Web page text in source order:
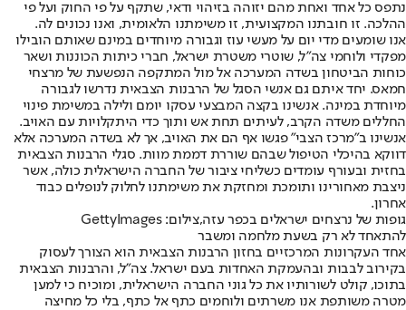
נתפס כל אחד ואחת מהם יזוהה בזיהוי ודאי, שתקף על פי החוק ועל פי
ההלכה. זו חובתנו המקצועית, זו משימתנו הלאומית, ואנו נכונים לה.
אנו שומעים מדי יום על מעשי עוז וגבורה מיוחדים במינם שאותם הובילו
מפקדי ולוחמי צה"ל, שוטרי משטרת ישראל, חברי כיתות הכוננות ושאר
כוחות הביטחון בשדה המערכה אל מול המתקפה הנפשעת של מרצחי
חמאס. יחד איתם גם אנשי הסגל של הרבנות הצבאית נדרשו לגבורה
מיוחדת במינה. אנשינו בקצה המבצעי עסקו יומם ולילה במשימת פינוי
החללים משדה הקרב, לעיתים תחת אש ותוך כדי היתקלויות עם האויב.
אנשינו ב"מרכז הצבי" פגשו אף הם את האויב, אך לא בשדה המערכה אלא
דווקא בהיכלי הטיפול שבהם שוררת דממת מוות. סגלי הרבנות הצבאית
בחזית ובעורף עומדים כשליחי ציבור של החברה הישראלית כולה, אשר
ניצבת מאחורינו ותומכת ומחזקת את משימתנו לחלוק לנופלים כבוד
אחרון.
גופות של נרצחים ישראלים בכפר עזה,צילום: GettyImages
להתאחד לא רק בשעת מלחמה ומשבר
אחד העקרונות המרכזיים בחזון הרבנות הצבאית הוא הצורך לעסוק
בקירוב לבבות ובהעמקת האחדות בעם ישראל. צה"ל, והרבנות הצבאית
בתוכו, קולט לשורותיו את כל גוני החברה הישראלית, ומוכיח כי למען
מטרה משותפת אנו משרתים ולוחמים כתף אל כתף, בלי כל מחיצה